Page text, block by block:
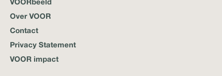
Over VOOR
Contact
Privacy Statement
VOOR impact